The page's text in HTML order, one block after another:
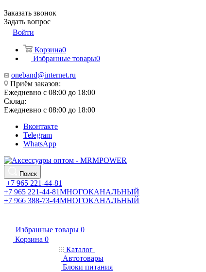
Заказать звонок
Задать вопрос
Войти
Корзина0
Избранные товары0
oneband@internet.ru
Приём заказов:
Ежедневно с 08:00 до 18:00
Склад:
Ежедневно с 08:00 до 18:00
Вконтакте
Telegram
WhatsApp
Поиск
+7 965 221-44-81
+7 965 221-44-81МНОГОКАНАЛЬНЫЙ
+7 966 388-73-44МНОГОКАНАЛЬНЫЙ
Избранные товары 0
Корзина 0
Каталог
Автотовары
Блоки питания